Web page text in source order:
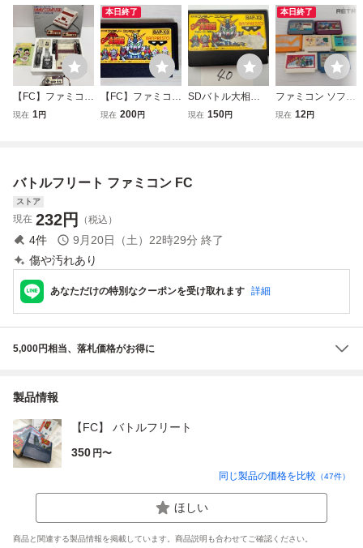
【FC】ファミコン
□本体□未使用コン
現在 1円
本日終了
【FC】ファミコ
ン SDバトル大
現在 200円
SDバトル大相撲
平成ヒーロー場
現在 150円
本日終了
ファミコン ソフト
セット ファミコン
現在 12円
バトルフリート ファミコン FC
ストア
現在 232円 （税込）
4件 9月20日（土）22時29分 終了
傷や汚れあり
あなただけの特別なクーポンを受け取れます 詳細
5,000円相当、落札価格がお得に
製品情報
【FC】 バトルフリート
350 円〜
同じ製品の価格を比較 （47件）
ほしい
商品と関連する製品情報を掲載しています。商品説明も合わせてご確認ください。